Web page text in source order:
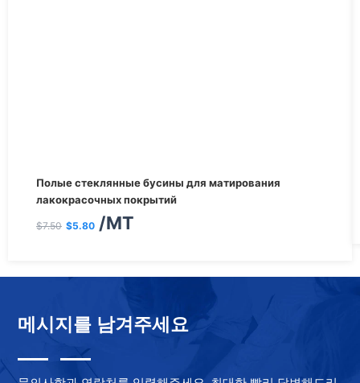
Полые стеклянные бусины для матирования
лакокрасочных покрытий
$7.50
цена
составляла
$5.80
цена:
$5.80.
/MT
메시지를 남겨주세요